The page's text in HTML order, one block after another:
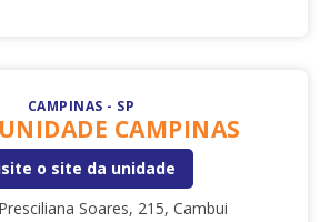
CAMPINAS - SP
CAMPINAS
o site da unidade
Soares, 215, Cambui